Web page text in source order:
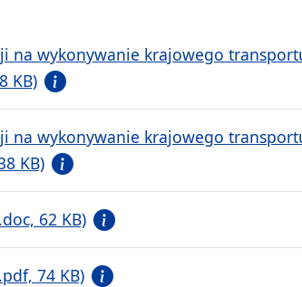
na wykonywanie krajowego
KB)
na wykonywanie krajowego
KB)
62 KB)
74 KB)